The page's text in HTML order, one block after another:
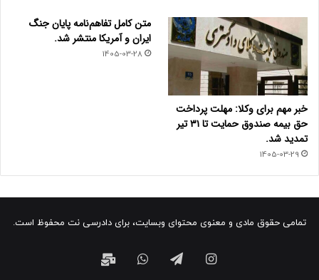
خبر مهم برای وکلا: مهلت پرداخت
حق بیمه صندوق حمایت تا ۳۱ تیر
تمدید شد.
1405-03-29
متن کامل تفاهم‌نامه پایان جنگ
ایران و آمریکا منتشر شد.
1405-03-28
تمامی حقوق مادی و معنوی محتوای وبسایت، برای دادرسی نت محفوظ است.
اینستاگرامتلگرامواتس ایمیل